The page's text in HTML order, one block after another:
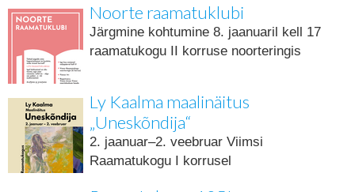
Noorte raamatuklubi
Järgmine kohtumine 8. jaanuaril kell 17
raamatukogu II korruse noorteringis
Ly Kaalma maalinäitus
„Uneskõndija“
2. jaanuar–2. veebruar Viimsi
Raamatukogu I korrusel